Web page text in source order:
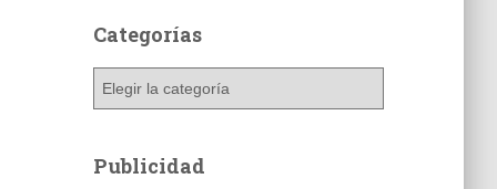
Categorías
g
Publicidad